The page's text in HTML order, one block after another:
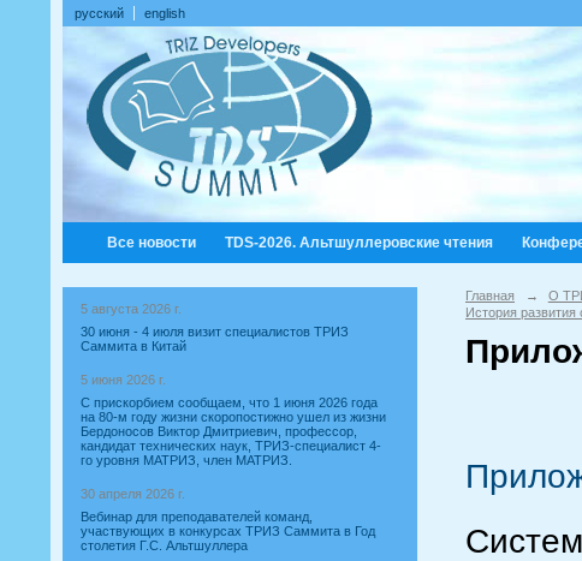
русский english
Все новости TDS-2026. Альтшуллеровские чтения
5 августа 2026 г.
30 июня - 4 июля визит специалистов ТРИЗ
Саммита в Китай
5 июня 2026 г.
С прискорбием сообщаем, что 1 июня 2026 года
на 80-м году жизни скоропостижно ушел из жизни
Бердоносов Виктор Дмитриевич, профессор,
кандидат технических наук, ТРИЗ-специалист 4-
го уровня МАТРИЗ, член МАТРИЗ.
30 апреля 2026 г.
Вебинар для преподавателей команд,
участвующих в конкурсах ТРИЗ Саммита в Год
столетия Г.С. Альтшуллера
Главная → О
История